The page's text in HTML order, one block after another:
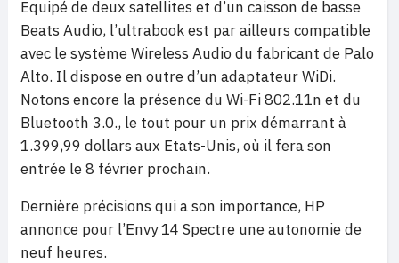
Equipé de deux satellites et d’un caisson de basse
Beats Audio, l’ultrabook est par ailleurs compatible
avec le système Wireless Audio du fabricant de Palo
Alto. Il dispose en outre d’un adaptateur WiDi.
Notons encore la présence du Wi-Fi 802.11n et du
Bluetooth 3.0., le tout pour un prix démarrant à
1.399,99 dollars aux Etats-Unis, où il fera son
entrée le 8 février prochain.
Dernière précisions qui a son importance, HP
annonce pour l’Envy 14 Spectre une autonomie de
neuf heures.